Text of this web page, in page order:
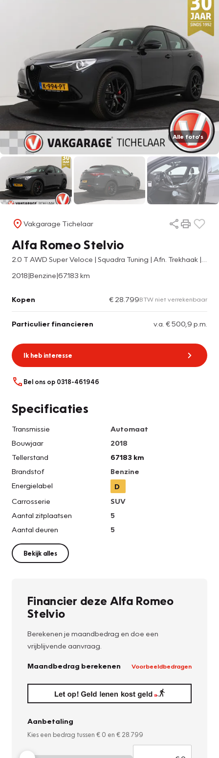
Alle foto's
Vakgarage Tichelaar
Alfa Romeo Stelvio
2018|Benzine|67.183 km
Kopen € 28.799BTW niet verrekenbaar
Particulier financieren v.a. € 500,9 p.m.
Ik heb interesse
Bel ons op 0318-461946
Specificaties
Transmissie
Automaat
Bouwjaar
2018
Tellerstand
67183 km
Brandstof
Benzine
Energielabel
D
Carrosserie
SUV
Aantal zitplaatsen
5
Aantal deuren
5
Bekijk alles
Financier deze Alfa Romeo
Stelvio
Berekenen je maandbedrag en doe een
vrijblijvende aanvraag.
Maandbedrag berekenen Voorbeeldbedragen
Aanbetaling
Kies een bedrag tussen € 0 en € 28.799